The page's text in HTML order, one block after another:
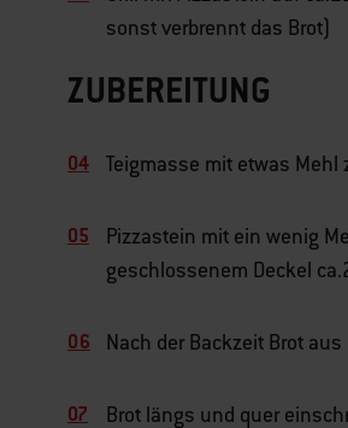
sonst verbrennt das Brot)
ZUBEREITUNG
Teigmasse mit etwas Mehl
Pizzastein mit ein wenig
geschlossenem Deckel
Nach der Backzeit Brot
Brot längs und quer